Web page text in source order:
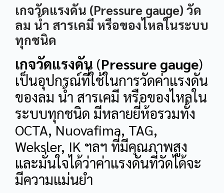
เกจวัดแรงดัน (Pressure gauge) วัด
ลม น้ำ สารเคมี หรือของไหลในระบบ
ทุกชนิด
เกจวัดแรงดัน (Pressure gauge)
เป็นอุปกรณ์ที่ใช้ในการวัดค่าแรงดัน
ของลม น้ำ สารเคมี หรือของไหลใน
ระบบทุกชนิด มีหลายยี่ห้อรวมทั้ง
OCTA, Nuovafima, TAG,
Weksler, IK ฯลฯ ที่มีคุณภาพสูง
และมั่นใจได้ว่าค่าแรงดันที่วัดได้จะ
มีความแม่นยำ